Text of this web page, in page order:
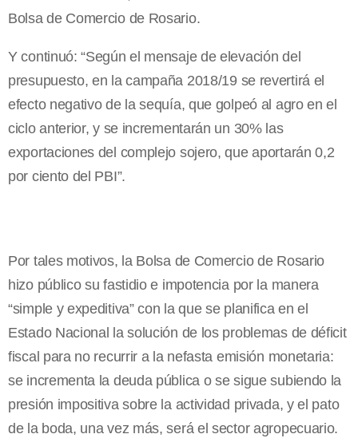
Bolsa de Comercio de Rosario.
Y continuó: “Según el mensaje de elevación del
presupuesto, en la campaña 2018/19 se revertirá el
efecto negativo de la sequía, que golpeó al agro en el
ciclo anterior, y se incrementarán un 30% las
exportaciones del complejo sojero, que aportarán 0,2
por ciento del PBI”.
Por tales motivos, la Bolsa de Comercio de Rosario
hizo público su fastidio e impotencia por la manera
“simple y expeditiva” con la que se planifica en el
Estado Nacional la solución de los problemas de déficit
fiscal para no recurrir a la nefasta emisión monetaria:
se incrementa la deuda pública o se sigue subiendo la
presión impositiva sobre la actividad privada, y el pato
de la boda, una vez más, será el sector agropecuario.